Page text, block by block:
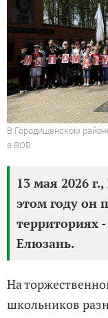
В Городищенском
в ВОВ
13 мая 2026
этом году он
территориях
Елюзань.
На
школьников